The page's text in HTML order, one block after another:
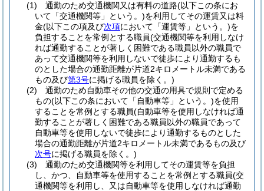
(1)
通勤のため交通機関又は有料の道路(以下この条にお
いて「交通機関等」という。)を利用してその運賃又は料
金(以下この項及び次項において「運賃等」という。)を
負担することを常例とする職員(交通機関等を利用しなけ
れば通勤することが著しく困難である職員以外の職員で
あって交通機関等を利用しないで徒歩により通勤するも
のとした場合の通勤距離が片道2キロメートル未満である
もの及び第3号に掲げる職員を除く。)
(2)
通勤のため自動車その他の交通の用具で規則で定める
もの(以下この条において「自動車等」という。)を使用
することを常例とする職員(自動車等を使用しなければ通
勤することが著しく困難である職員以外の職員であって
自動車等を使用しないで徒歩により通勤するものとした
場合の通勤距離が片道2キロメートル未満であるもの及び
次号に掲げる職員を除く。)
(3)
通勤のため交通機関等を利用してその運賃等を負担
し、かつ、自動車等を使用することを常例とする職員(交
通機関等を利用し、又は自動車等を使用しなければ通勤